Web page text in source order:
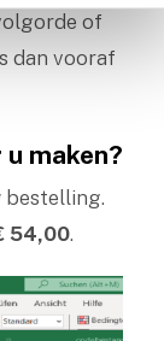
of
dan vooraf
maken?
bestelling.
54,00.